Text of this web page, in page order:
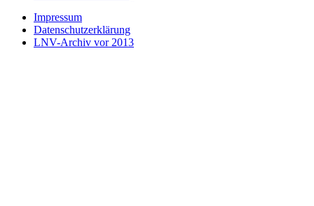
Impressum
Datenschutzerklärung
LNV-Archiv vor 2013